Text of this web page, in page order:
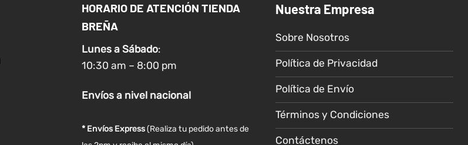
opciones
producto
opciones
pueden
elegir
en
la
de
producto
HORARIO DE ATENCIÓN TIENDA
BREÑA
Lunes a Sábado:
10:30 am – 8:00 pm
Envíosa nivel nacional
* Envíos Express(Realiza tu pedido antes de
Nuestra Empresa
Sobre Nosotros
Política de Privacidad
Política de Envío
Términos y Condiciones
Contáctenos